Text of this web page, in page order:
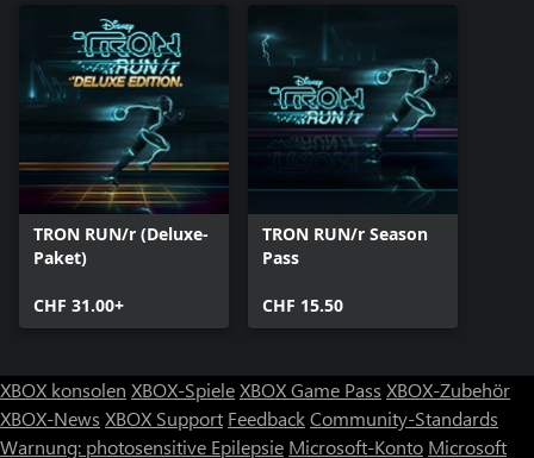
TRON RUN/r (Deluxe-
Paket)
CHF 31.00+
TRON RUN/r Season
Pass
CHF 15.50
XBOX konsolen XBOX-SpieleXBOX Game Pass XBOX-Zubehör
XBOX-News XBOX Support FeedbackCommunity-Standards
Warnung: photosensitive Epilepsie Microsoft-Konto Microsoft